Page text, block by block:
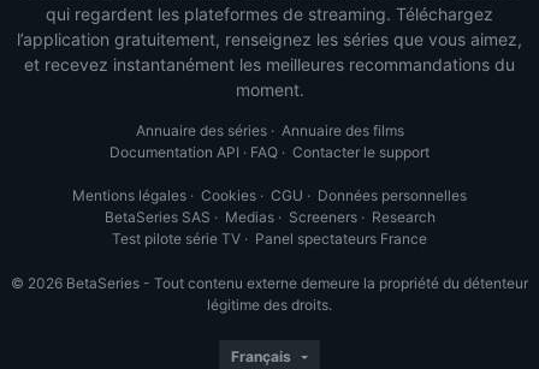
qui regardent les plateformes de streaming. Téléchargez
l’application gratuitement, renseignez les séries que vous aimez,
et recevez instantanément les meilleures recommandations du
moment.
Annuaire des séries· Annuaire des films
Documentation API · FAQ · Contacter le support
Mentions légales · Cookies · CGU · Données personnelles
BetaSeries SAS · Medias· Screeners· Research
Test pilote série TV · Panel spectateurs France
© 2026 BetaSeries - Tout contenu externe demeure la propriété du détenteur
légitime des droits.
Français